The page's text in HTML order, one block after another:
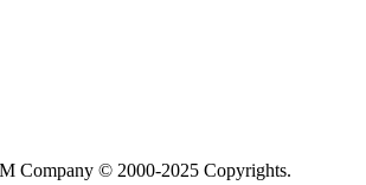
Company © 2000-2025 Copyrights.